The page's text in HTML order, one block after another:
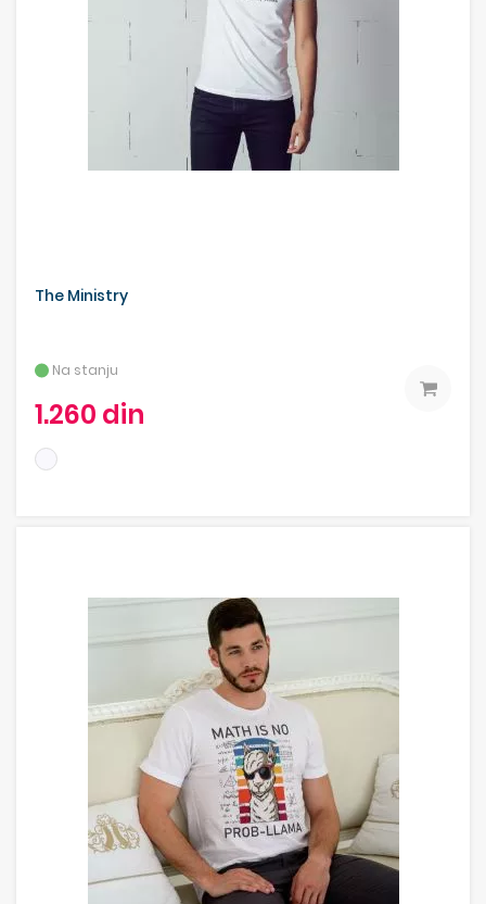
The Ministry
Na stanju
1.260 din